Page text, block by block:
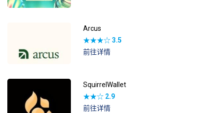
Arcus
★★★☆3.5
前往详情
SquirrelWallet
★★☆ 2.9
前往详情